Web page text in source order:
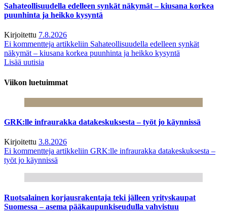
Sahateollisuudella edelleen synkät näkymät – kiusana korkea
puunhinta ja heikko kysyntä
Kirjoitettu 7.8.2026
Ei kommentteja artikkeliin Sahateollisuudella edelleen synkät
näkymät – kiusana korkea puunhinta ja heikko kysyntä
Lisää uutisia
Viikon luetuimmat
GRK:lle infraurakka datakeskuksesta – työt jo käynnissä
Kirjoitettu 3.8.2026
Ei kommentteja artikkeliin GRK:lle infraurakka datakeskuksesta –
työt jo käynnissä
Ruotsalainen korjausrakentaja teki jälleen yrityskaupat
Suomessa – asema pääkaupunkiseudulla vahvistuu